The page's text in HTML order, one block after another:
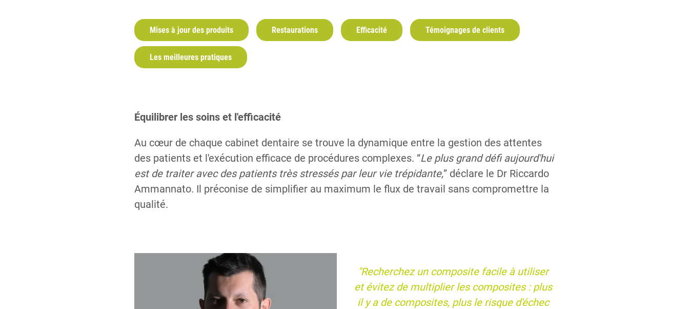
Mises à jour des produits Restaurations Efficacité Témoignages de clients
Les meilleures pratiques
Équilibrer les soins et l'efficacité
Au cœur de chaque cabinet dentaire se trouve la dynamique entre la gestion des attentes
des patients et l'exécution efficace de procédures complexes. “Le plus grand défi aujourd'hui
est de traiter avec des patients très stressés par leur vie trépidante,” déclare le Dr Riccardo
Ammannato. Il préconise de simplifier au maximum le flux de travail sans compromettre la
qualité.
"Recherchez un composite facile à utiliser
et évitez de multiplier les composites : plus
il y a de composites, plus le risque d'échec